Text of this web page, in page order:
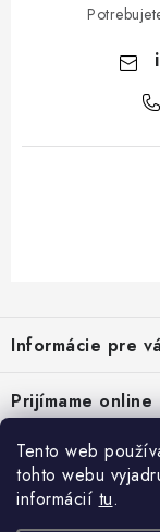
Tento web
tohto webu
informácií tu.
p
ä
t
Informácie pre
Reklamačný
Kontakt
Prijímame
Prihlásenie
E-mail
Facebook